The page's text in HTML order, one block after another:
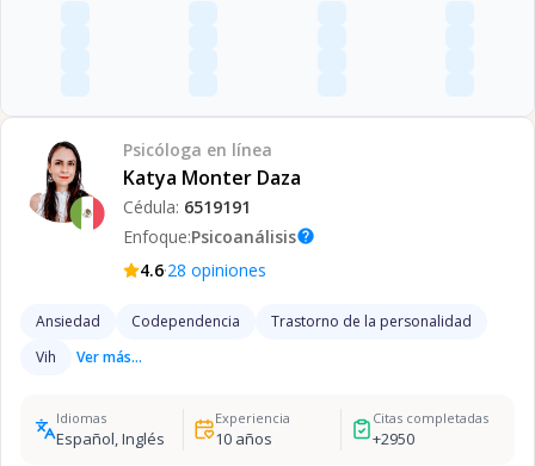
Psicóloga en línea
Katya Monter Daza
Cédula: 6519191
Enfoque:Psicoanálisishelp
4.6·28 opiniones
Ansiedad Codependencia
Trastorno de la personalidad
Vih
Ver más...
Idiomas
Español, Inglés
Experiencia
10años
Citas completadas
+2950